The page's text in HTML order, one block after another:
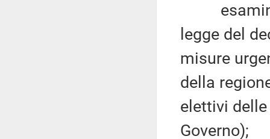
legge del
misure
della
elettivi
Governo);